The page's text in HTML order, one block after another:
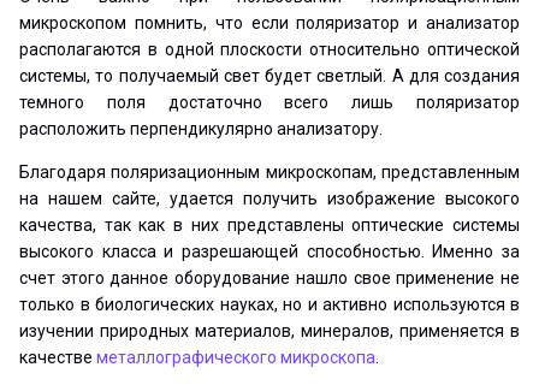
микроскопом помнить, что если поляризатор и анализатор
располагаются в одной плоскости относительно оптической
системы, то получаемый свет будет светлый. А для создания
темного поля достаточно всего лишь поляризатор
расположить перпендикулярно анализатору.
Благодаря поляризационным микроскопам, представленным
на нашем сайте, удается получить изображение высокого
качества, так как в них представлены оптические системы
высокого класса и разрешающей способностью. Именно за
счет этого данное оборудование нашло свое применение не
только в биологических науках, но и активно используются в
изучении природных материалов, минералов, применяется в
качестве металлографического микроскопа.